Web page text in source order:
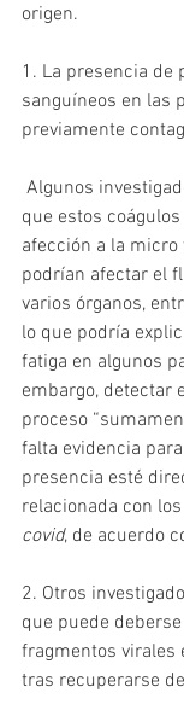
origen.
1. La presencia de
sanguíneos en las
previamente
que estos
afección a la
podrían afectar el
varios órganos,
lo que podría
fatiga en algunos
embargo, detectar
proceso
falta evidencia
presencia esté
relacionada con
covid, de acuerdo
2. Otros
que puede
fragmentos virales
tras recuperarse